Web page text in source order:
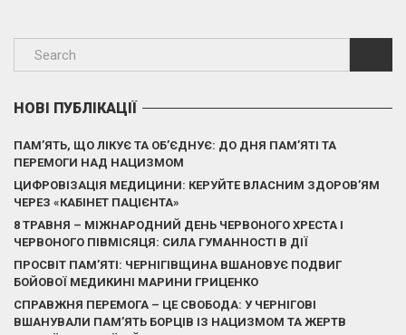
НОВІ ПУБЛІКАЦІЇ
ПАМ’ЯТЬ, ЩО ЛІКУЄ ТА ОБ’ЄДНУЄ: ДО ДНЯ ПАМ’ЯТІ ТА
ПЕРЕМОГИ НАД НАЦИЗМОМ
ЦИФРОВІЗАЦІЯ МЕДИЦИНИ: КЕРУЙТЕ ВЛАСНИМ ЗДОРОВ’ЯМ
ЧЕРЕЗ «КАБІНЕТ ПАЦІЄНТА»
8 ТРАВНЯ – МІЖНАРОДНИЙ ДЕНЬ ЧЕРВОНОГО ХРЕСТА І
ЧЕРВОНОГО ПІВМІСЯЦЯ: СИЛА ГУМАННОСТІ В ДІЇ
ПРОСВІТ ПАМ’ЯТІ: ЧЕРНІГІВЩИНА ВШАНОВУЄ ПОДВИГ
БОЙОВОЇ МЕДИКИНІ МАРИНИ ГРИЦЕНКО
СПРАВЖНЯ ПЕРЕМОГА – ЦЕ СВОБОДА: У ЧЕРНІГОВІ
ВШАНУВАЛИ ПАМ’ЯТЬ БОРЦІВ ІЗ НАЦИЗМОМ ТА ЖЕРТВ